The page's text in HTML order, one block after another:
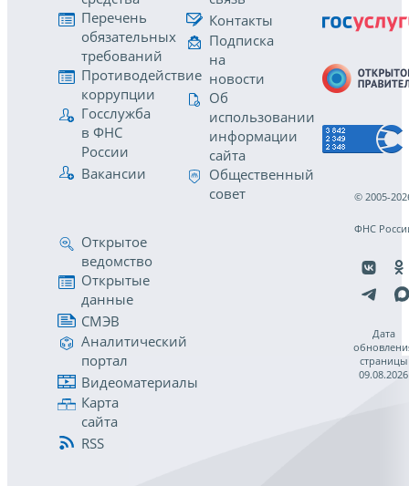
Перечень
обязательных
требований
Противодействие
коррупции
Госслужба
в ФНС
России
Вакансии
Контакты
Подписка
на
новости
Об
использовании
информации
сайта
Общественный
совет
Открытое
ведомство
Открытые
данные
СМЭВ
Аналитический
портал
Видеоматериалы
Карта
сайта
RSS
© 2005-
ФНС
Дата
страницы
09.08.2026